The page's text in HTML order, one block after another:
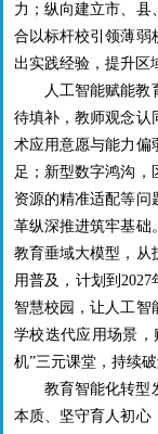
力；纵向建立市、县
合以标杆校引领薄弱
出实践经验，提升区
人工智能赋能教
待填补，教师观念认
术应用意愿与能力偏
足；新型数字鸿沟，
资源的精准适配等问
革纵深推进筑牢基础
教育垂域大模型，从
用普及，计划到2027
智慧校园，让人工智
学校迭代应用场景
机”三元课堂，持续
教育智能化转型
本质、坚守育人初心